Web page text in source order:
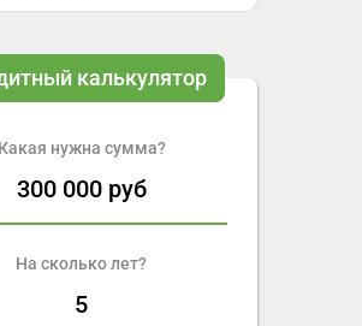
калькулятор
Какая нужна сумма?
300 000руб
На сколько лет?
5